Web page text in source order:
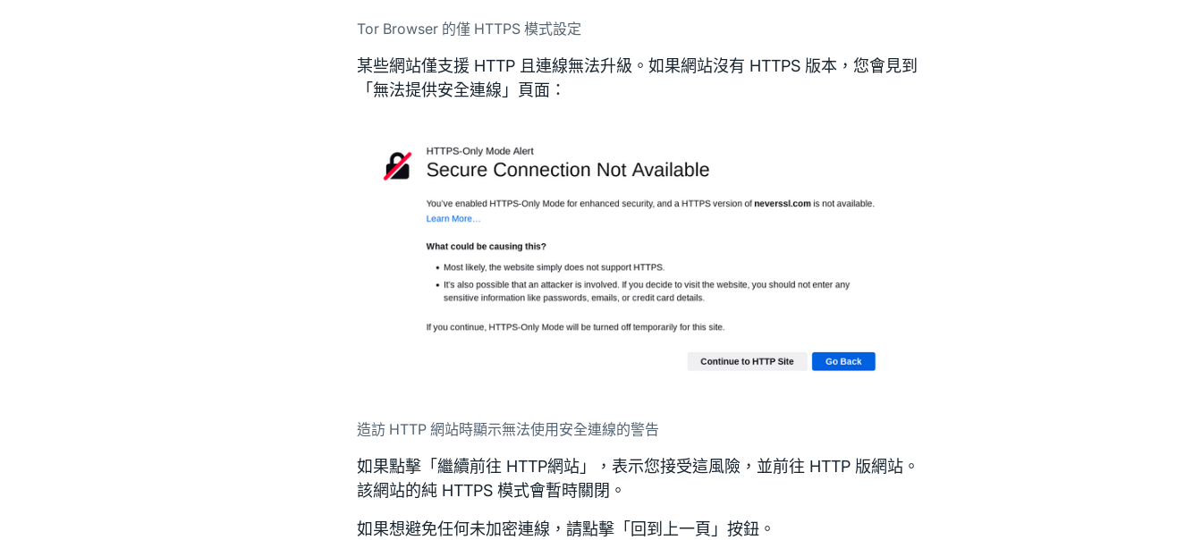
Tor Browser 的僅 HTTPS 模式設定
某些網站僅支援 HTTP 且連線無法升級。如果網站沒有 HTTPS 版本，您會見到
「無法提供安全連線」頁面：
造訪 HTTP 網站時顯示無法使用安全連線的警告
如果點擊「繼續前往 HTTP網站」，表示您接受這風險，並前往 HTTP 版網站。
該網站的純 HTTPS 模式會暫時關閉。
如果想避免任何未加密連線，請點擊「回到上一頁」按鈕。